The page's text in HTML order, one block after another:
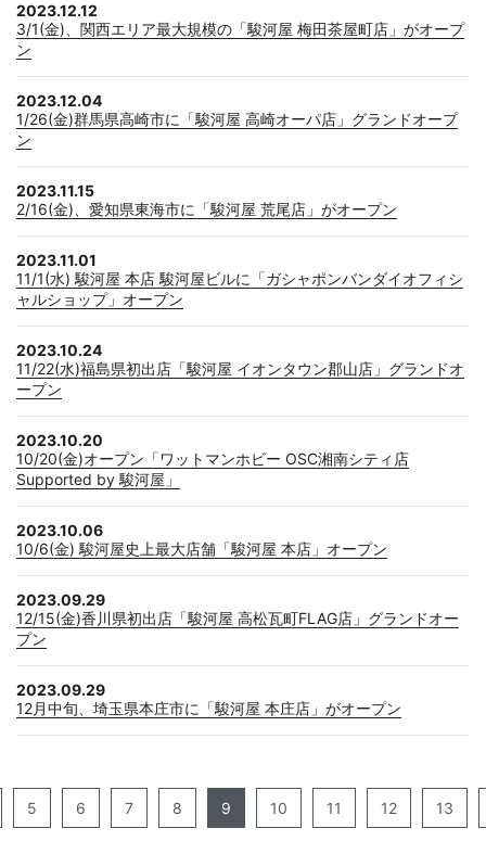
2023.12.12
3/1(金)、関西エリア最大規模の「駿河屋 梅田茶屋町店」がオープ
ン
2023.12.04
1/26(金)群馬県高崎市に「駿河屋 高崎オーパ店」グランドオープ
ン
2023.11.15
2/16(金)、愛知県東海市に「駿河屋 荒尾店」がオープン
2023.11.01
11/1(水) 駿河屋 本店 駿河屋ビルに「ガシャポンバンダイオフィシ
ャルショップ」オープン
2023.10.24
11/22(水)福島県初出店「駿河屋 イオンタウン郡山店」グランドオ
ープン
2023.10.20
10/20(金)オープン「ワットマンホビー OSC湘南シティ店
Supported by 駿河屋」
2023.10.06
10/6(金) 駿河屋史上最大店舗「駿河屋 本店」オープン
2023.09.29
12/15(金)香川県初出店「駿河屋 高松瓦町FLAG店」グランドオー
プン
2023.09.29
12月中旬、埼玉県本庄市に「駿河屋 本庄店」がオープン
5 6 7 8 9 10 11 12 13